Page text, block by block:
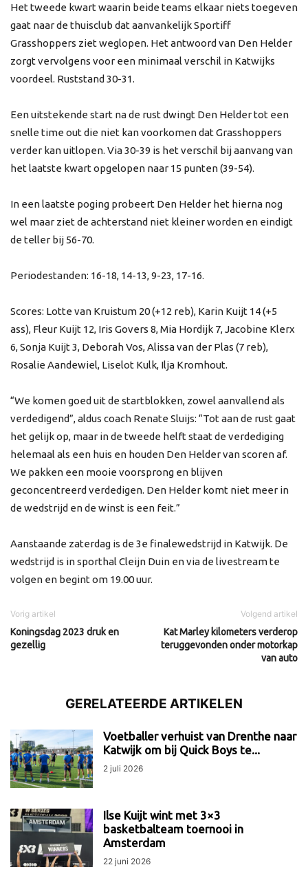
Het tweede kwart waarin beide teams elkaar niets toegeven
gaat naar de thuisclub dat aanvankelijk Sportiff
Grasshoppers ziet weglopen. Het antwoord van Den Helder
zorgt vervolgens voor een minimaal verschil in Katwijks
voordeel. Ruststand 30-31.
Een uitstekende start na de rust dwingt Den Helder tot een
snelle time out die niet kan voorkomen dat Grasshoppers
verder kan uitlopen. Via 30-39 is het verschil bij aanvang van
het laatste kwart opgelopen naar 15 punten (39-54).
In een laatste poging probeert Den Helder het hierna nog
wel maar ziet de achterstand niet kleiner worden en eindigt
de teller bij 56-70.
Periodestanden: 16-18, 14-13, 9-23, 17-16.
Scores: Lotte van Kruistum 20 (+12 reb), Karin Kuijt 14 (+5
ass), Fleur Kuijt 12, Iris Govers 8, Mia Hordijk 7, Jacobine Klerx
6, Sonja Kuijt 3, Deborah Vos, Alissa van der Plas (7 reb),
Rosalie Aandewiel, Liselot Kulk, Ilja Kromhout.
“We komen goed uit de startblokken, zowel aanvallend als
verdedigend”, aldus coach Renate Sluijs: “Tot aan de rust gaat
het gelijk op, maar in de tweede helft staat de verdediging
helemaal als een huis en houden Den Helder van scoren af.
We pakken een mooie voorsprong en blijven
geconcentreerd verdedigen. Den Helder komt niet meer in
de wedstrijd en de winst is een feit.”
Aanstaande zaterdag is de 3e finalewedstrijd in Katwijk. De
wedstrijd is in sporthal Cleijn Duin en via de livestream te
volgen en begint om 19.00 uur.
Vorig artikel
Koningsdag 2023 druk en
gezellig
Volgend artikel
Kat Marley kilometers verderop
teruggevonden onder motorkap
van auto
GERELATEERDE ARTIKELEN
Voetballer verhuist van Drenthe naar
Katwijk om bij Quick Boys te...
2 juli 2026
Ilse Kuijt wint met 3×3
basketbalteam toernooi in
Amsterdam
22 juni 2026